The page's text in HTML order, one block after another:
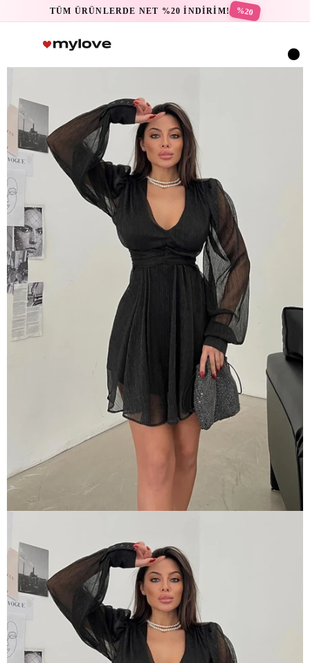
TÜM ÜRÜNLERDE NET %20 İNDİRİM! %20